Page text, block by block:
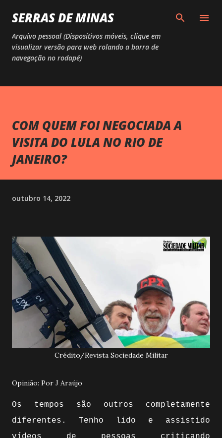
Pular para o conteúdo principal
SERRAS DE MINAS
Arquivo pessoal (Dispositivos móveis, clique em
visualizar versão para web rolando a barra de
navegação no rodapé)
COM QUEM FOI NEGOCIADA A
VISITA DO LULA NO RIO DE
JANEIRO?
outubro 14, 2022
Crédito/Revista Sociedade Militar
Opinião: Por J Araújo
Os tempos são outros completamente
diferentes. Tenho lido e assistido